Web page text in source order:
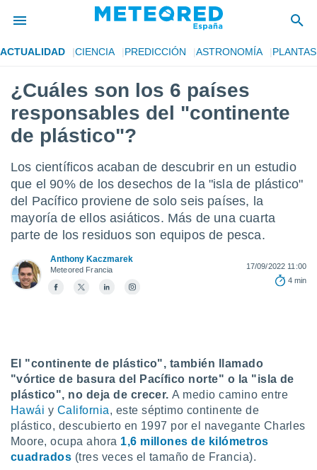
de
por
para
la
calidad.
a este
las
y
digital
seguir
coste.
a la
ACEPTAR
CONTINUAR
ACTUALIDAD CIENCIA PREDICCIÓN ASTRONOMÍA PLANTAS
¿Cuáles son los 6 países
responsables del "continente
de plástico"?
Los científicos acaban de descubrir en un estudio
que el 90% de los desechos de la "isla de plástico"
del Pacífico proviene de solo seis países, la
mayoría de ellos asiáticos. Más de una cuarta
parte de los residuos son equipos de pesca.
Anthony Kaczmarek
Meteored Francia
17/09/2022 11:00
4 min
El "continente de plástico", también llamado
"vórtice de basura del Pacífico norte" o la "isla de
plástico", no deja de crecer.A medio camino entre
Hawái y California, este séptimo continente de
plástico, descubierto en 1997 por el navegante Charles
Moore, ocupa ahora 1,6 millones de kilómetros
cuadrados (tres veces el tamaño de Francia).